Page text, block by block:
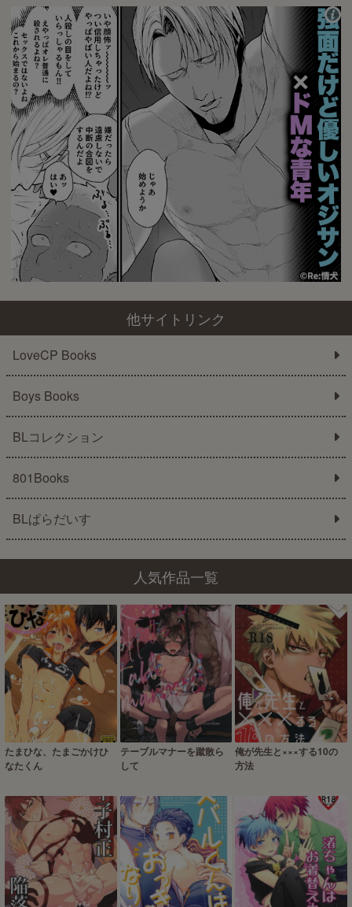
他サイトリンク
LoveCP Books
Boys Books
BLコレクション
801Books
BLぱらだいす
人気作品一覧
たまひな、たまごかけひ
なたくん
テーブルマナーを蹴散ら
して
俺が先生と×××する10の
方法